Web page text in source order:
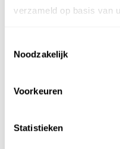
verzameld op basis van
Noodzakelijk
Voorkeuren
Statistieken
3 nachten vanaf €195 p.p.